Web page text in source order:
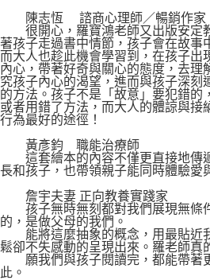
陳志恆 諮商心理師／暢銷作
很開心，羅寶鴻老師又出版安定
著孩子走過書中情節，孩子會在故事
而大人也趁此機會學習到，在孩子出
內心，帶著好奇與關心的態度，去理
究孩子內心的渴望，進而與孩子深刻
的方法。孩子不是「故意」要犯錯的
或者用錯了方法，而大人的體諒與接
行為最好的途徑！
黃彥鈞 職能治療師
這套繪本的內容不僅更直接地傳
長和孩子，也帶領親子能同時體驗愛
詹宇夫妻 正向教養實踐家
孩子無時無刻都對我們展現無條
的，是做父母的我們。
能將這麼抽象的概念，用最貼近
鬆卻不失感動的呈現出來。羅老師真
願我們與孩子閱讀完，都能帶著
此。